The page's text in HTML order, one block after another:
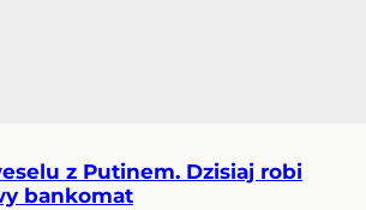
z Putinem. Dzisiaj robi
bankomat